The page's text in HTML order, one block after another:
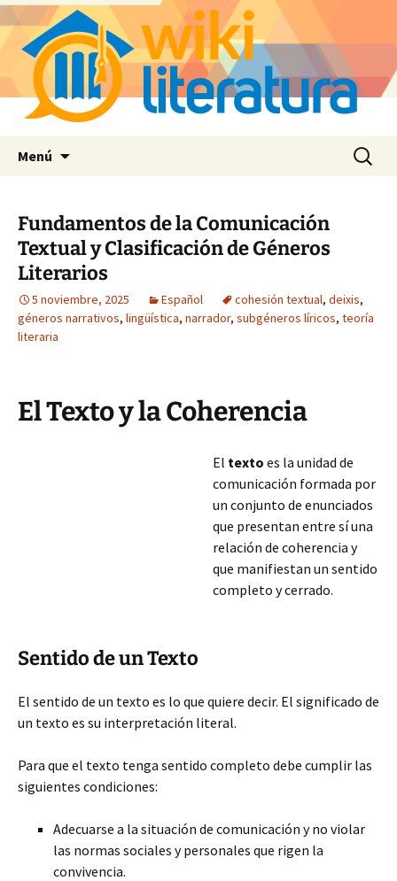
Menú Buscar:
Fundamentos de la Comunicación
Textual y Clasificación de Géneros
Literarios
5 noviembre, 2025 Español cohesión textual, deixis,
géneros narrativos, lingüística, narrador, subgéneros líricos, teoría
literaria
El Texto y la Coherencia
El texto es la unidad de
comunicación formada por
un conjunto de enunciados
que presentan entre sí una
relación de coherencia y
que manifiestan un sentido
completo y cerrado.
Sentido de un Texto
El sentido de un texto es lo que quiere decir. El significado de
un texto es su interpretación literal.
Para que el texto tenga sentido completo debe cumplir las
siguientes condiciones:
Adecuarse a la situación de comunicación y no violar
las normas sociales y personales que rigen la
convivencia.